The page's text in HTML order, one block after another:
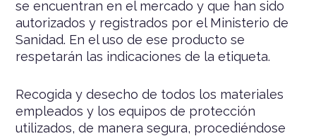
se encuentran en el mercado y que han sido
autorizados y registrados por el Ministerio de
Sanidad. En el uso de ese producto se
respetarán las indicaciones de la etiqueta.
Recogida y desecho de todos los materiales
empleados y los equipos de protección
utilizados, de manera segura, procediéndose